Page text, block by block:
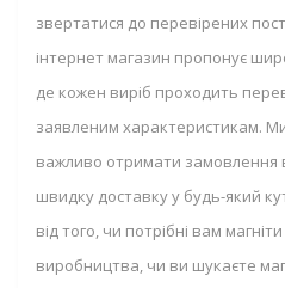
звертатися до перевірених
інтернет магазин пропонує
де кожен виріб проходить
заявленим характеристикам.
важливо отримати замовлення
швидку доставку у будь-який
від того, чи потрібні вам
виробництва, чи ви шукаєте